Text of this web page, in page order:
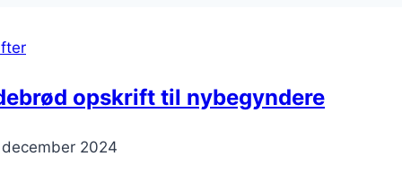
opskrift til nybegyndere
2024